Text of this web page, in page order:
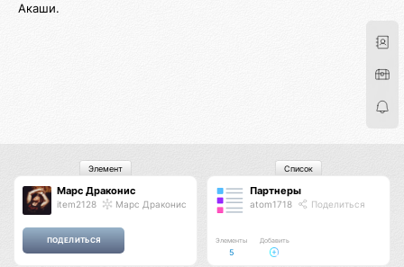
Акаши.
Марс Драконис
item2128 Марс Драконис
Элемент
Партнеры
atom1718 Поделиться
Элементы
5
Добавить
Список